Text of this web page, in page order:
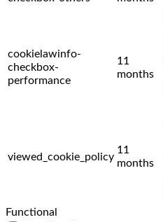
cookielawinfo-
checkbox-
performance
11
months
viewed_cookie_policy
11
months
Functional